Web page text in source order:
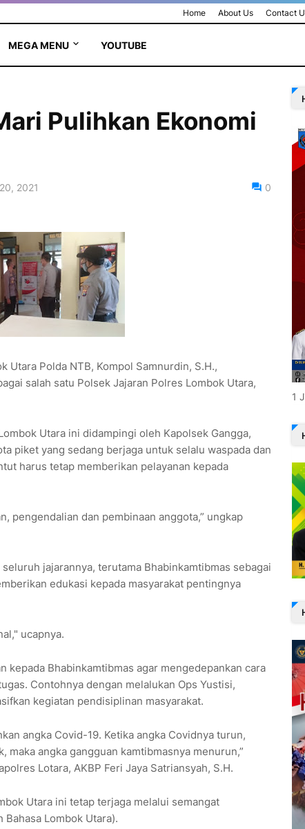
Home About Us Contact
MEGA MENU YOUTUBE
Pulihkan Ekonomi
2021 0
Utara Polda NTB, Kompol Samnurdin, S.H.,
salah satu Polsek Jajaran Polres Lombok Utara,
Utara ini didampingi oleh Kapolsek Gangga,
piket yang sedang berjaga untuk selalu waspada dan
harus tetap memberikan pelayanan kepada
pengendalian dan pembinaan anggota,” ungkap
jajarannya, terutama Bhabinkamtibmas sebagai
edukasi kepada masyarakat pentingnya
ucapnya.
kepada Bhabinkamtibmas agar mengedepankan cara
Contohnya dengan melalukan Ops Yustisi,
kegiatan pendisiplinan masyarakat.
angka Covid-19. Ketika angka Covidnya turun,
maka angka gangguan kamtibmasnya menurun,”
Lotara, AKBP Feri Jaya Satriansyah, S.H.
Utara ini tetap terjaga melalui semangat
Lombok Utara).
1